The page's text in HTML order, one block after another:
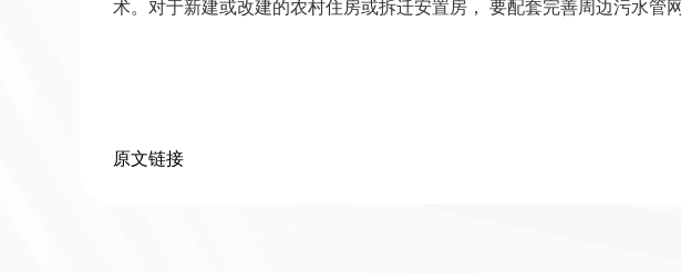
术。对于新建或改建的农村住房或拆迁安置房， 要配套完善周边污水管
原文链接